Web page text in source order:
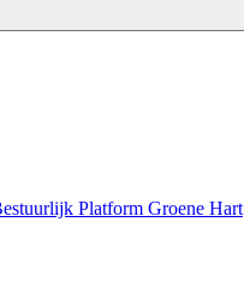
Platform Groene Hart